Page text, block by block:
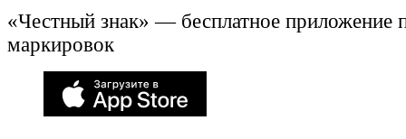
«Честный знак» — бесплатное приложение
маркировок